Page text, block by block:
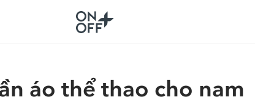
áo thể thao cho nam